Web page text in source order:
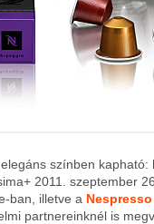
színben
2011. szeptember
ban, illetve a
partnereinknél is